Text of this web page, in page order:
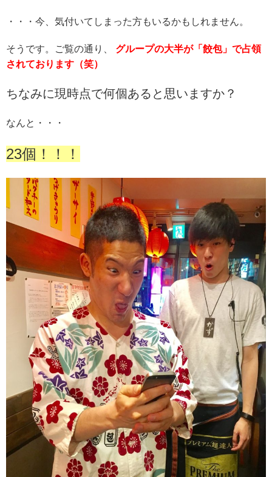
・・・今、気付いてしまった方もいるかもしれません。
そうです。ご覧の通り、 グループの大半が「餃包」で占領
されております（笑）
ちなみに現時点で何個あると思いますか？
なんと・・・
23個！！！